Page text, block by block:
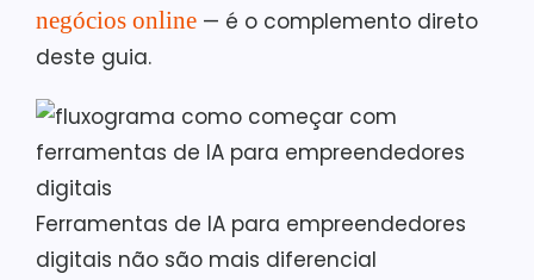
negócios online — é o complemento direto
deste guia.
Ferramentas de IA para empreendedores
digitais não são mais diferencial